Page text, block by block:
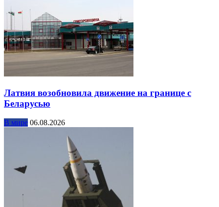
Латвия возобновила движение на границе с
Беларусью
В мире 06.08.2026